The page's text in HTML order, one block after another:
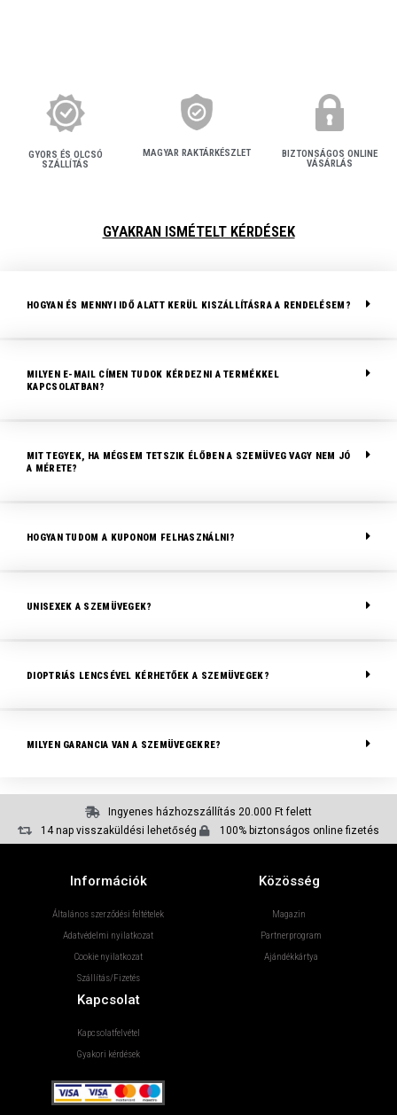
GYORS ÉS OLCSÓ
SZÁLLÍTÁS
MAGYAR RAKTÁRKÉSZLET
BIZTONSÁGOS ONLINE
VÁSÁRLÁS
GYAKRAN ISMÉTELT KÉRDÉSEK
HOGYAN ÉS MENNYI IDŐ ALATT KERÜL KISZÁLLÍTÁSRA A RENDELÉSEM?
MILYEN E-MAIL CÍMEN TUDOK KÉRDEZNI A TERMÉKKEL
KAPCSOLATBAN?
MIT TEGYEK, HA MÉGSEM TETSZIK ÉLŐBEN A SZEMÜVEG VAGY NEM JÓ
A MÉRETE?
HOGYAN TUDOM A KUPONOM FELHASZNÁLNI?
UNISEXEK A SZEMÜVEGEK?
DIOPTRIÁS LENCSÉVEL KÉRHETŐEK A SZEMÜVEGEK?
MILYEN GARANCIA VAN A SZEMÜVEGEKRE?
Ingyenes házhozszállítás 20.000 Ft felett
14 nap visszaküldési lehetőség
100% biztonságos online fizetés
Információk
Általános szerződési feltételek
Adatvédelmi nyilatkozat
Cookie nyilatkozat
Szállítás/Fizetés
Közösség
Magazin
Partnerprogram
Ajándékkártya
Kapcsolat
Kapcsolatfelvétel
Gyakori kérdések